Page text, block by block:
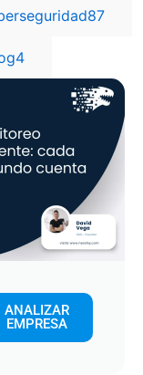
87
4
ANALIZAR
EMPRESA